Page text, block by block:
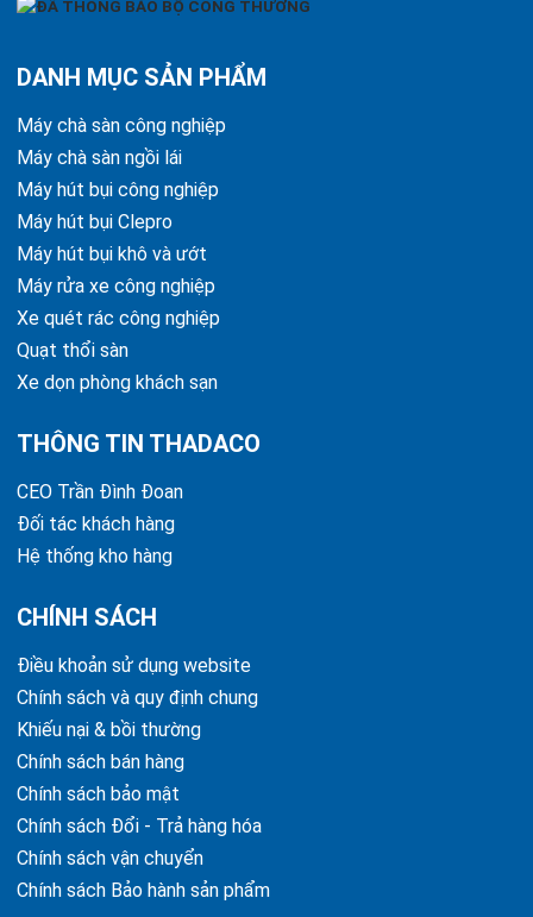
DANH MỤC SẢN PHẨM
Máy chà sàn công nghiệp
Máy chà sàn ngồi lái
Máy hút bụi công nghiệp
Máy hút bụi Clepro
Máy hút bụi khô và ướt
Máy rửa xe công nghiệp
Xe quét rác công nghiệp
Quạt thổi sàn
Xe dọn phòng khách sạn
THÔNG TIN THADACO
CEO Trần Đình Đoan
Đối tác khách hàng
Hệ thống kho hàng
CHÍNH SÁCH
Điều khoản sử dụng website
Chính sách và quy định chung
Khiếu nại & bồi thường
Chính sách bán hàng
Chính sách bảo mật
Chính sách Đổi - Trả hàng hóa
Chính sách vận chuyển
Chính sách Bảo hành sản phẩm